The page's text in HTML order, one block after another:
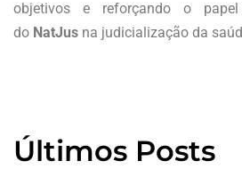
objetivos e reforçando o
do NatJus na judicialização da
Últimos Posts